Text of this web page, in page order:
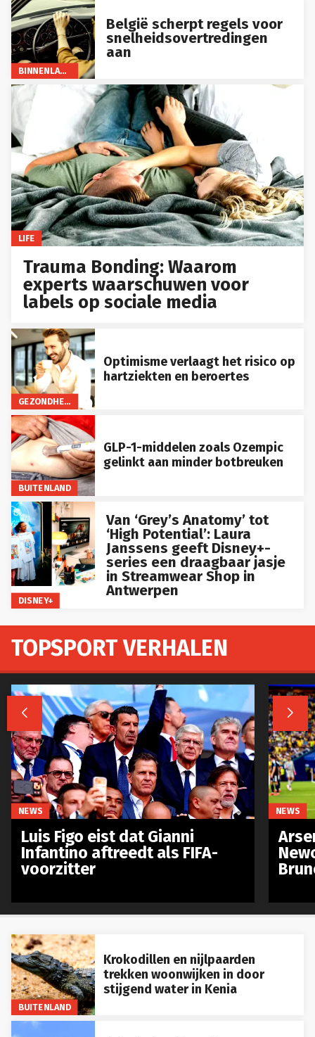
BINNENLAND
België scherpt regels voor
snelheidsovertredingen
aan
LIFE
Trauma Bonding: Waarom
experts waarschuwen voor
labels op sociale media
GEZONDHEID
Optimisme verlaagt het risico op
hartziekten en beroertes
BUITENLAND
GLP-1-middelen zoals Ozempic
gelinkt aan minder botbreuken
DISNEY+
Van ‘Grey’s Anatomy’ tot
‘High Potential’: Laura
Janssens geeft Disney+-
series een draagbaar jasje
in Streamwear Shop in
Antwerpen
BUITENLAND
Krokodillen en nijlpaarden
trekken woonwijken in door
stijgend water in Kenia
TOPSPORT VERHALEN
 
NEWS
Luis Figo eist dat Gianni
Infantino aftreedt als FIFA-
voorzitter
NEWS